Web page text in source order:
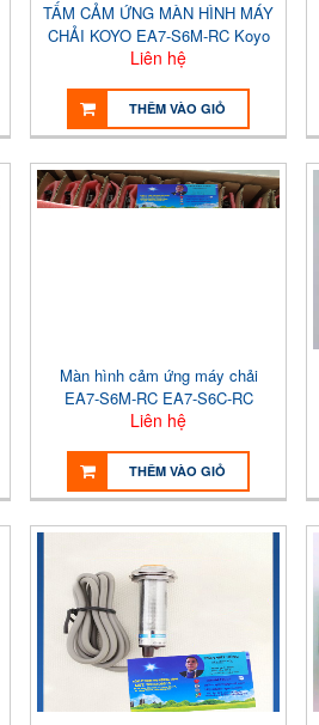
TẤM CẢM ỨNG MÀN HÌNH MÁY
CHẢI KOYO EA7-S6M-RC Koyo
Liên hệ
THÊM VÀO GIỎ
Màn hình cảm ứng máy chải
EA7-S6M-RC EA7-S6C-RC
Liên hệ
THÊM VÀO GIỎ